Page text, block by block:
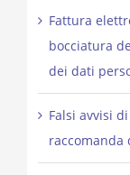
Fattura
bocciatura
dei dati
Falsi avvisi
raccomanda